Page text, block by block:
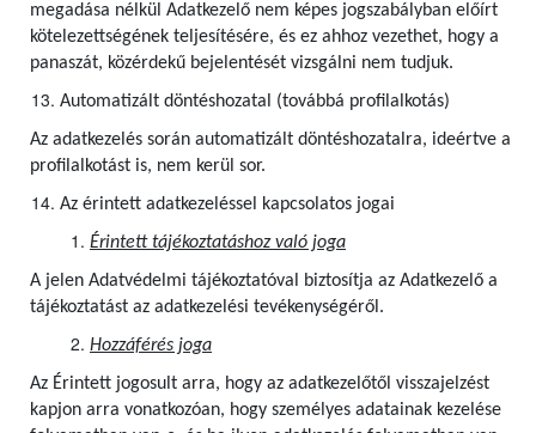
megadása nélkül Adatkezelő nem képes jogszabályban előírt
kötelezettségének teljesítésére, és ez ahhoz vezethet, hogy a
panaszát, közérdekű bejelentését vizsgálni nem tudjuk.
Automatizált döntéshozatal (továbbá profilalkotás)
Az adatkezelés során automatizált döntéshozatalra, ideértve a
profilalkotást is, nem kerül sor.
Az érintett adatkezeléssel kapcsolatos jogai
Érintett tájékoztatáshoz való joga
A jelen Adatvédelmi tájékoztatóval biztosítja az Adatkezelő a
tájékoztatást az adatkezelési tevékenységéről.
Hozzáférés joga
Az Érintett jogosult arra, hogy az adatkezelőtől visszajelzést
kapjon arra vonatkozóan, hogy személyes adatainak kezelése